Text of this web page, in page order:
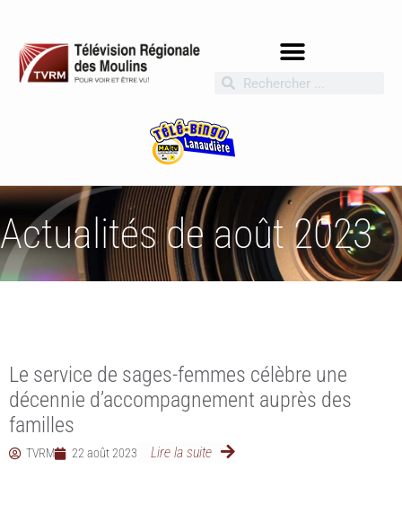
Actualités de août 2023
Le service de sages-femmes célèbre une
décennie d’accompagnement auprès des
familles
TVRM 22 août 2023 Lire la suite